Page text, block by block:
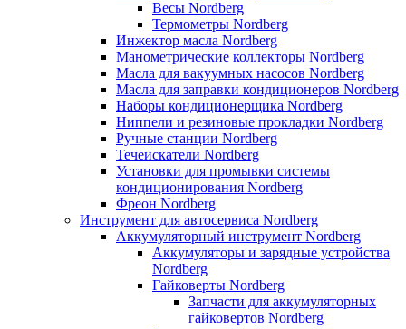
Весы Nordberg
Термометры Nordberg
Инжектор масла Nordberg
Манометрические коллекторы Nordberg
Масла для вакуумных насосов Nordberg
Масла для заправки кондиционеров Nordberg
Наборы кондиционерщика Nordberg
Ниппели и резиновые прокладки Nordberg
Ручные станции Nordberg
Течеискатели Nordberg
Установки для промывки системы
кондиционирования Nordberg
Фреон Nordberg
Инструмент для автосервиса Nordberg
Аккумуляторный инструмент Nordberg
Аккумуляторы и зарядные устройства
Nordberg
Гайковерты Nordberg
Запчасти для аккумуляторных
гайковертов Nordberg